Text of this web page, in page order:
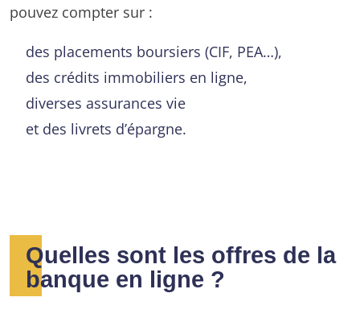
pouvez compter sur :
des placements boursiers (CIF, PEA…),
des crédits immobiliers en ligne,
diverses assurances vie
et des livrets d’épargne.
Quelles sont les offres de la
banque en ligne ?